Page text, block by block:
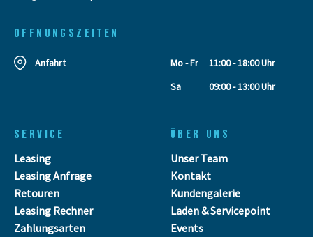
OFFNUNGSZEITEN
Anfahrt Mo - Fr
11:00 - 18:00 Uhr
Sa
09:00 - 13:00 Uhr
SERVICE
Leasing
Leasing Anfrage
Retouren
Leasing Rechner
Zahlungsarten
ÜBER UNS
Unser Team
Kontakt
Kundengalerie
Laden & Servicepoint
Events